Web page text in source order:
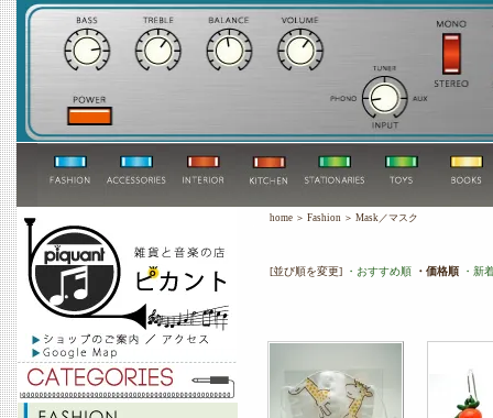
home ＞ Fashion ＞ Mask／マスク
[並び順を変更] ・おすすめ順 ・価格順 ・新